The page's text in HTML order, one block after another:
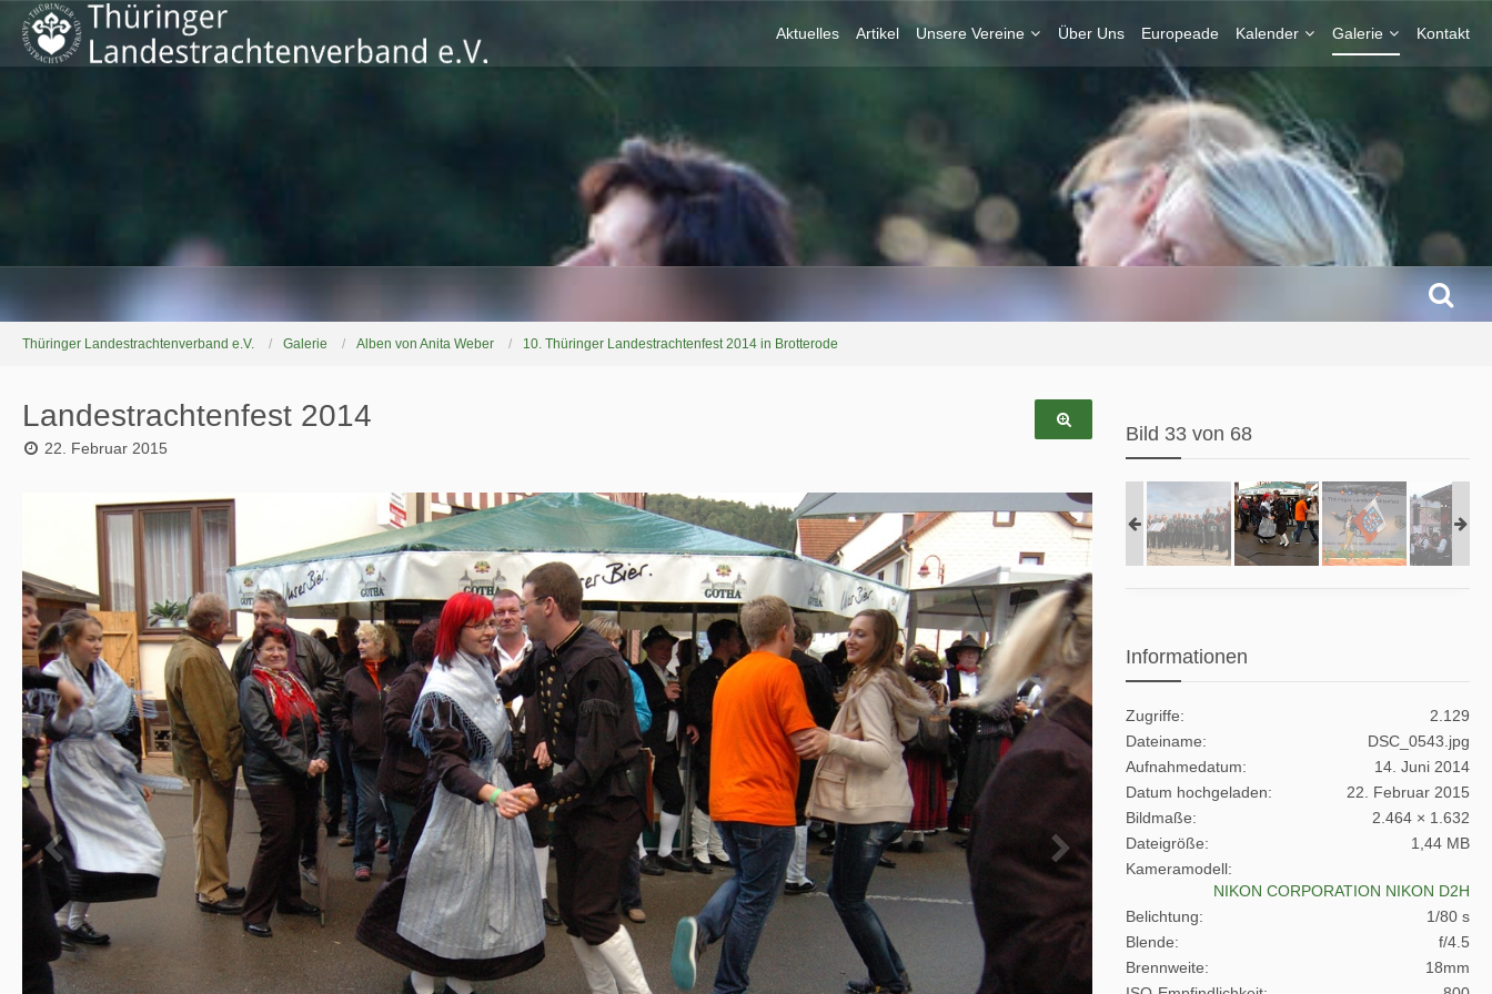
Aktuelles Artikel Unsere Vereine Über Uns Europeade Kalender Galerie Kontakt
Thüringer Landestrachtenverband e.V. Galerie Alben von Anita Weber 10. Thüringer Landestrachtenfest 2014 in Brotterode
Landestrachtenfest 2014
22. Februar 2015
Bild 33 von 68
Informationen
Zugriffe
2.129
Dateiname
DSC_0543.jpg
Aufnahmedatum
14. Juni 2014
Datum hochgeladen
22. Februar 2015
Bildmaße
2.464 × 1.632
Dateigröße
1,44 MB
Kameramodell
NIKON CORPORATION NIKON D2H
Belichtung
1/80 s
Blende
f/4.5
Brennweite
18mm